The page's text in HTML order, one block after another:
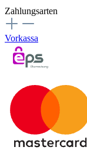
Zahlungsarten
Vorkassa